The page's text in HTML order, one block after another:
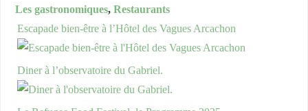
Les gastronomiques,Restaurants
Escapade bien-être à l’Hôtel des Vagues Arcachon
Diner à l’observatoire du Gabriel.